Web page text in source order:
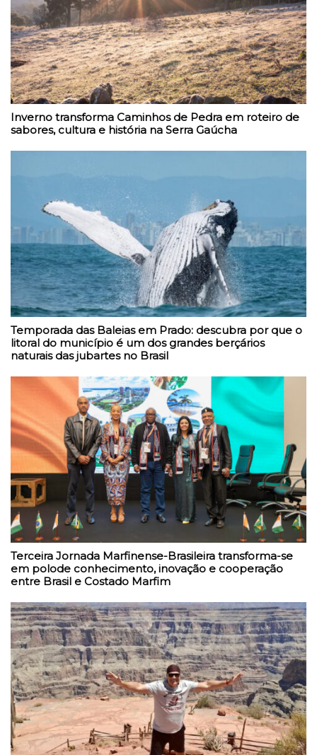
Inverno transforma Caminhos de Pedra em roteiro de
sabores, cultura e história na Serra Gaúcha
Temporada das Baleias em Prado: descubra por que o
litoral do município é um dos grandes berçários
naturais das jubartes no Brasil
Terceira Jornada Marfinense-Brasileira transforma-se
em polode conhecimento, inovação e cooperação
entre Brasil e Costado Marfim